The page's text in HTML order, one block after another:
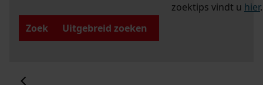
zoektips vindt u hier.
Zoek
Uitgebreid zoeken